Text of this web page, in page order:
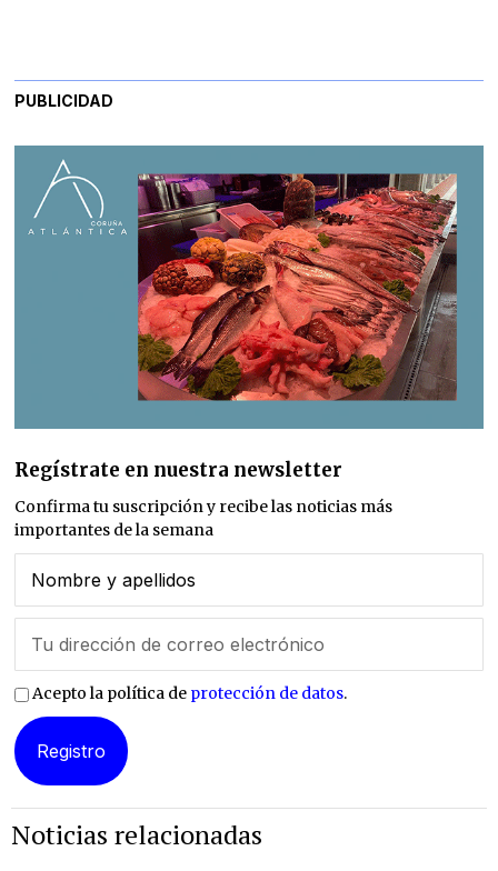
PUBLICIDAD
Regístrate en nuestra newsletter
Confirma tu suscripción y recibe las noticias más
importantes de la semana
Acepto la política de protección de datos.
Noticias relacionadas